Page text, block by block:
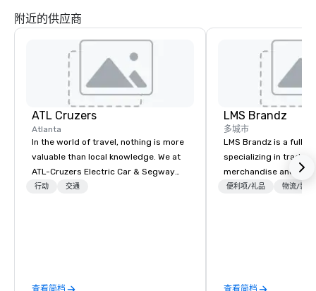
为拜访她做计划和准备
附近的供应商
ATL Cruzers
Atlanta
In the world of travel, nothing is more
valuable than local knowledge. We at
ATL-Cruzers Electric Car & Segway
Tours believe our tours are “The Best
行动 交通
查看简档
LMS Brandz
多城市
LMS Brandz is a full-
specializing in trade
merchandise and
booth giveaways and
便利项/礼品 物流/装饰
查看简档